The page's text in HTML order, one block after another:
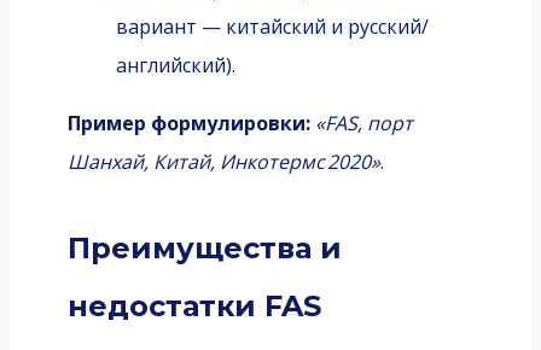
вариант — китайский и русский/
английский).
Пример формулировки: «FAS, порт
Шанхай, Китай, Инкотермс 2020».
Преимущества и
недостатки FAS